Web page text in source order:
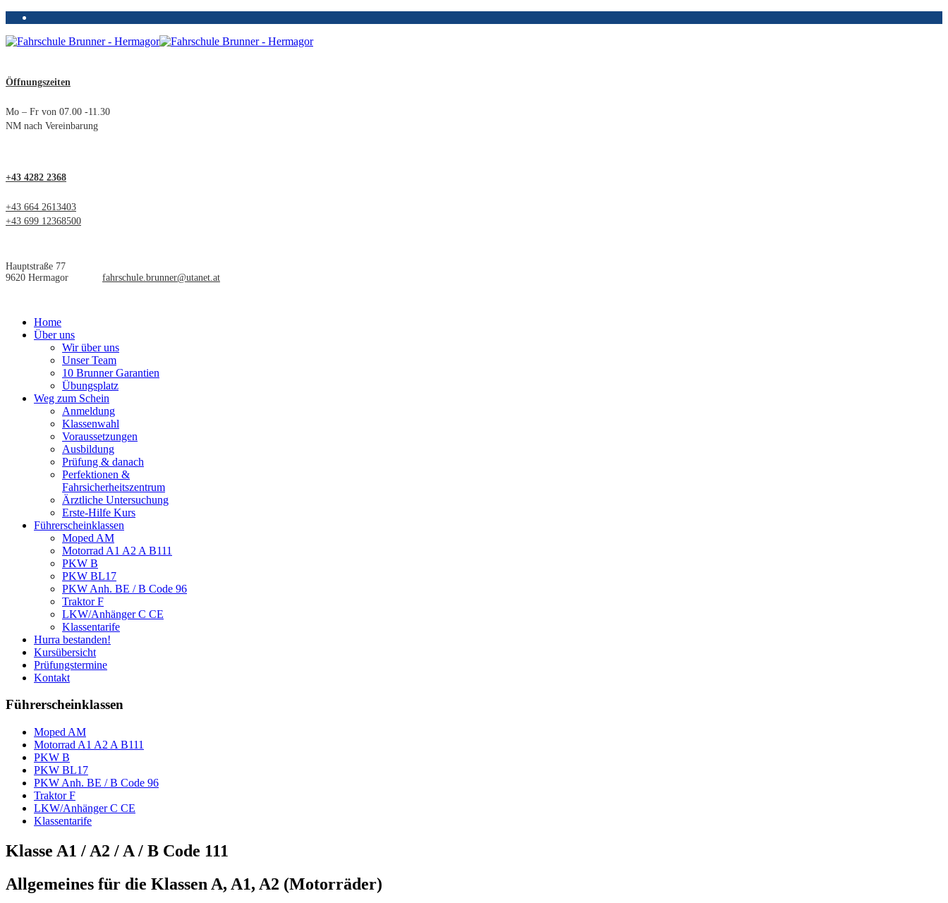
Öffnungszeiten
Mo – Fr von 07.00 -11.30
NM nach Vereinbarung
+43 4282 2368
+43 664 2613403
+43 699 12368500
Hauptstraße 77
9620 Hermagor fahrschule.brunner@utanet.at
Home
Über uns
Wir über uns
Unser Team
10 Brunner Garantien
Übungsplatz
Weg zum Schein
Anmeldung
Klassenwahl
Voraussetzungen
Ausbildung
Prüfung & danach
Perfektionen &
Fahrsicherheitszentrum
Ärztliche Untersuchung
Erste-Hilfe Kurs
Führerscheinklassen
Moped AM
Motorrad A1 A2 A B111
PKW B
PKW BL17
PKW Anh. BE / B Code 96
Traktor F
LKW/Anhänger C CE
Klassentarife
Hurra bestanden!
Kursübersicht
Prüfungstermine
Kontakt
Führerscheinklassen
Moped AM
Motorrad A1 A2 A B111
PKW B
PKW BL17
PKW Anh. BE / B Code 96
Traktor F
LKW/Anhänger C CE
Klassentarife
Klasse A1 / A2 / A / B Code 111
Allgemeines für die Klassen A, A1, A2 (Motorräder)